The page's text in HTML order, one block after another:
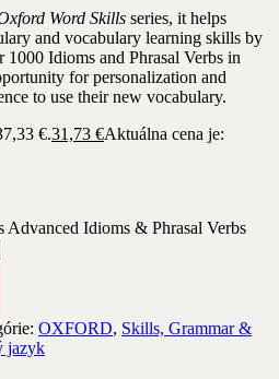
Word Skills series, it helps
and vocabulary learning skills by
1000 Idioms and Phrasal Verbs in
for personalization and
to use their new vocabulary.
€.31,73 €Aktuálna cena je:
Idioms & Phrasal Verbs
OXFORD, Skills, Grammar &
jazyk